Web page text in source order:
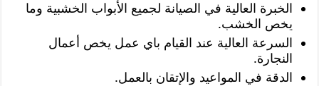
الخبرة العالية في الصيانة لجميع الأبواب الخشبية وما
يخص الخشب.
السرعة العالية عند القيام باي عمل يخص أعمال
النجارة.
الدقة في المواعيد والإتقان بالعمل.